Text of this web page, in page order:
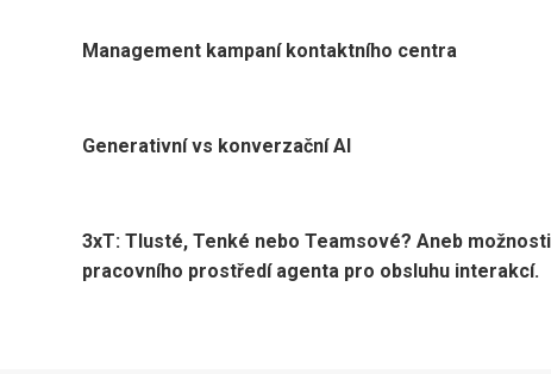
Management kampaní kontaktního centra
Generativní vs konverzační AI
3xT: Tlusté, Tenké nebo Teamsové? Aneb možnosti
pracovního prostředí agenta pro obsluhu interakcí.